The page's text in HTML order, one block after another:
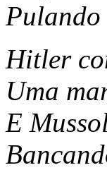
Hitler
Uma
E